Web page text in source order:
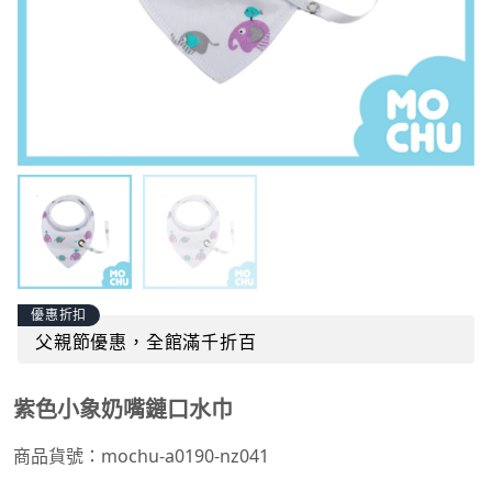
優惠折扣
父親節優惠，全館滿千折百
紫色小象奶嘴鏈口水巾
商品貨號：mochu-a0190-nz041